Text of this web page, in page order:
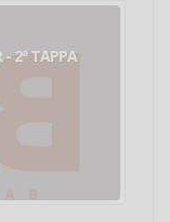
- 2ª TAPPA